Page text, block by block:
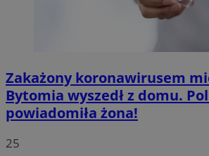
Zakażony koronawirusem
Bytomia wyszedł z domu.
powiadomiła żona!
25